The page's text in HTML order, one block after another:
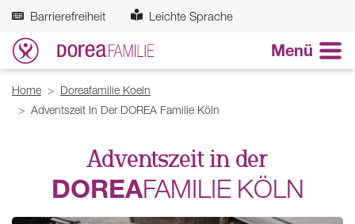
Zum Hauptinhalt springen
Barrierefreiheit Leichte Sprache
Menü
Breadcrumb
Home
Doreafamilie Koeln
Adventszeit In Der DOREA Familie Köln
Adventszeit in der
DOREAFAMILIE KÖLN